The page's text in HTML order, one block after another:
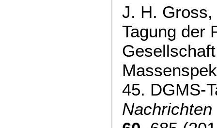
J. H.
Tagung der
45. DGMS-